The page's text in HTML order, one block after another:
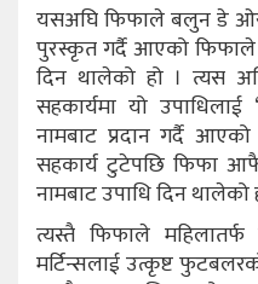
यसअघि फिफाले बलुन डे ओर
पुरस्कृत गर्दै आएको
दिन थालेको हो । त्यस
सहकार्यमा यो उपाधिलाई
नामबाट प्रदान गर्दै
सहकार्य टुटेपछि फिफा
नामबाट उपाधि दिन थालेको
त्यस्तै फिफाले
मर्टिन्सलाई उत्कृष्ट